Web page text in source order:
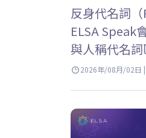
反身代名詞
ELSA Speak
與人稱代名
名詞的意思
2026年/08月/02日